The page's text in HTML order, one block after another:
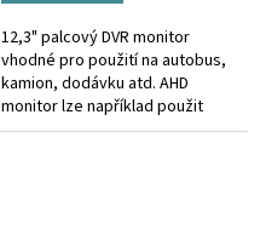
12,3" palcový DVR monitor
vhodné pro použití na autobus,
kamion, dodávku atd. AHD
monitor lze například použit
místo venkovního zpětného